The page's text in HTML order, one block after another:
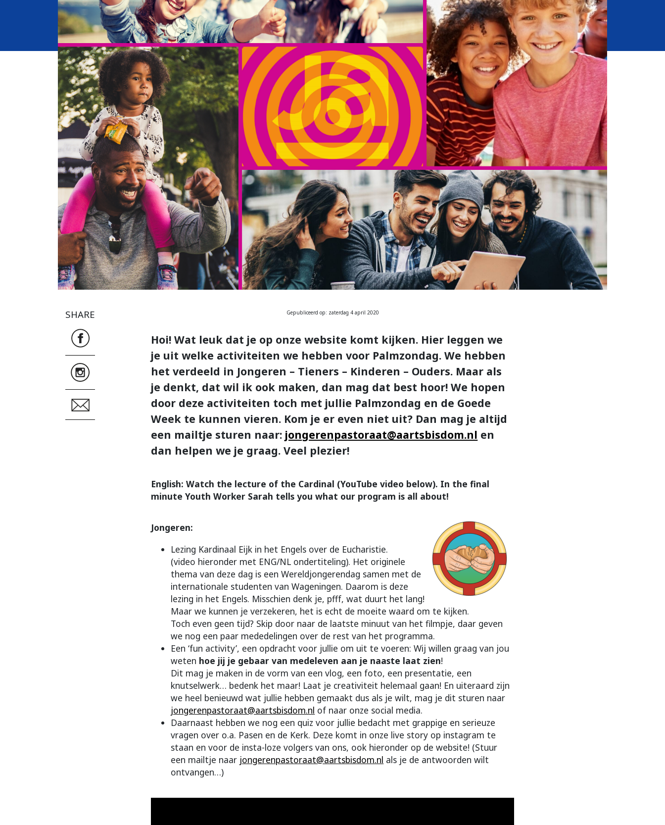
SHARE Gepubliceerd op: zaterdag 4 april 2020
Hoi! Wat leuk dat je op onze website komt kijken. Hier leggen we
je uit welke activiteiten we hebben voor Palmzondag. We hebben
het verdeeld in Jongeren – Tieners – Kinderen – Ouders. Maar als
je denkt, dat wil ik ook maken, dan mag dat best hoor! We hopen
door deze activiteiten toch met jullie Palmzondag en de Goede
Week te kunnen vieren. Kom je er even niet uit? Dan mag je altijd
een mailtje sturen naar: jongerenpastoraat@aartsbisdom.nl en
dan helpen we je graag. Veel plezier!
English: Watch the lecture of the Cardinal (YouTube video below). In the final
minute Youth Worker Sarah tells you what our program is all about!
Jongeren:
Lezing Kardinaal Eijk in het Engels over de Eucharistie.
(video hieronder met ENG/NL ondertiteling). Het originele
thema van deze dag is een Wereldjongerendag samen met de
internationale studenten van Wageningen. Daarom is deze
lezing in het Engels. Misschien denk je, pfff, wat duurt het lang!
Maar we kunnen je verzekeren, het is echt de moeite waard om te kijken.
Toch even geen tijd? Skip door naar de laatste minuut van het filmpje, daar geven
we nog een paar mededelingen over de rest van het programma.
Een ‘fun activity’, een opdracht voor jullie om uit te voeren: Wij willen graag van jou
weten hoe jij je gebaar van medeleven aan je naaste laat zien!
Dit mag je maken in de vorm van een vlog, een foto, een presentatie, een
knutselwerk… bedenk het maar! Laat je creativiteit helemaal gaan! En uiteraard zijn
we heel benieuwd wat jullie hebben gemaakt dus als je wilt, mag je dit sturen naar
jongerenpastoraat@aartsbisdom.nl of naar onze social media.
Daarnaast hebben we nog een quiz voor jullie bedacht met grappige en serieuze
vragen over o.a. Pasen en de Kerk. Deze komt in onze live story op instagram te
staan en voor de insta-loze volgers van ons, ook hieronder op de website! (Stuur
een mailtje naar jongerenpastoraat@aartsbisdom.nl als je de antwoorden wilt
ontvangen…)